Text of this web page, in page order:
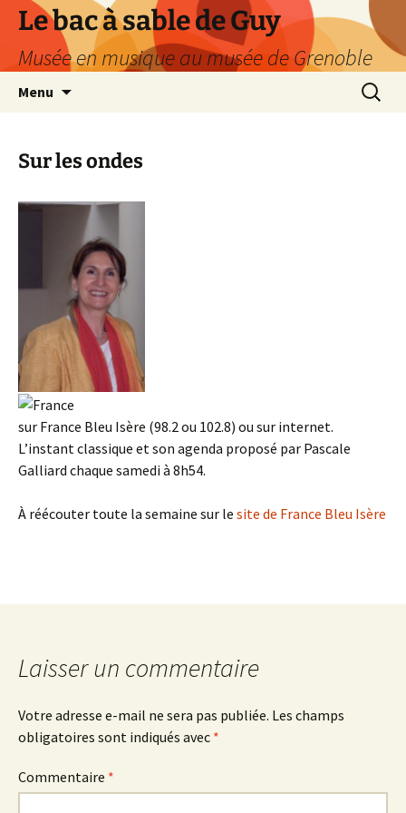
Le bac à sable de Guy
Musée en musique au musée de Grenoble
Menu
Sur les ondes
sur France Bleu Isère (98.2 ou 102.8) ou sur internet.
L’instant classique et son agenda proposé par Pascale
Galliard chaque samedi à 8h54.
À réécouter toute la semaine sur le site de France Bleu Isère
Laisser un commentaire
Votre adresse e-mail ne sera pas publiée. Les champs
obligatoires sont indiqués avec *
Commentaire *